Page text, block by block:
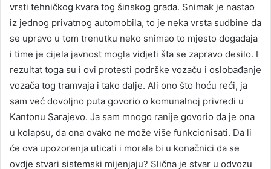
vrsti tehničkog kvara tog šinskog grada. Snimak je nastao
iz jednog privatnog automobila, to je neka vrsta sudbine da
se upravo u tom trenutku neko snimao to mjesto događaja
i time je cijela javnost mogla vidjeti šta se zapravo desilo. I
rezultat toga su i ovi protesti podrške vozaču i oslobađanje
vozača tog tramvaja i tako dalje. Ali ono što hoću reći, ja
sam već dovoljno puta govorio o komunalnoj privredi u
Kantonu Sarajevo. Ja sam mnogo ranije govorio da je ona
u kolapsu, da ona ovako ne može više funkcionisati. Da li
će ova upozorenja uticati i morala bi u konačnici da se
ovdje stvari sistemski mijenjaju? Slična je stvar u odvozu